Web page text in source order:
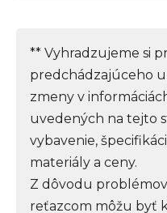
** Vyhradzujeme si
predchádzajúceho
zmeny v
uvedených na tejto
vybavenie,
materiály a ceny.
Z dôvodu
reťazcom môžu byť